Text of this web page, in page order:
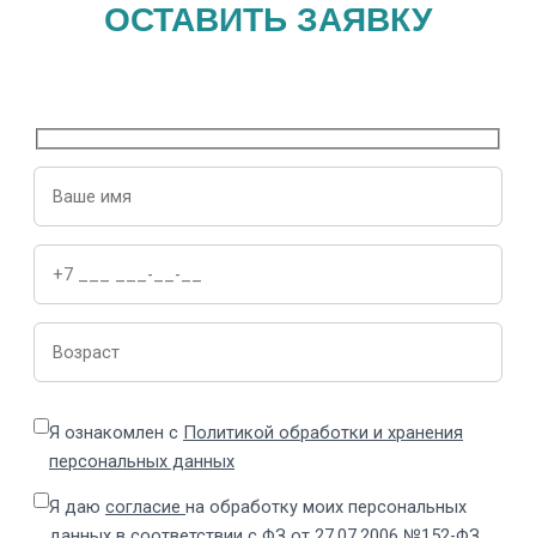
ОСТАВИТЬ ЗАЯВКУ
Я ознакомлен с Политикой обработки и хранения
персональных данных
Я даю согласие на обработку моих персональных